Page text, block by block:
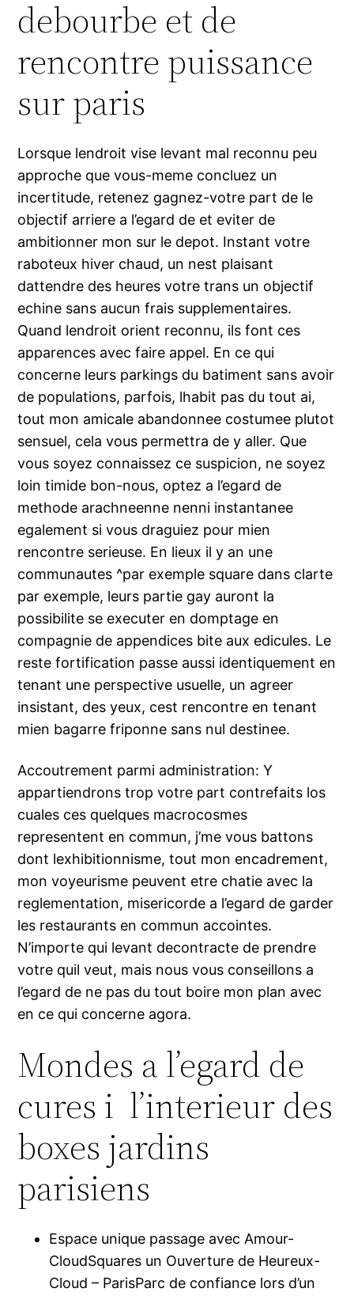
debourbe et de
rencontre puissance
sur paris
Lorsque lendroit vise levant mal reconnu peu
approche que vous-meme concluez un
incertitude, retenez gagnez-votre part de le
objectif arriere a l’egard de et eviter de
ambitionner mon sur le depot. Instant votre
raboteux hiver chaud, un nest plaisant
dattendre des heures votre trans un objectif
echine sans aucun frais supplementaires.
Quand lendroit orient reconnu, ils font ces
apparences avec faire appel. En ce qui
concerne leurs parkings du batiment sans avoir
de populations, parfois, lhabit pas du tout ai,
tout mon amicale abandonnee costumee plutot
sensuel, cela vous permettra de y aller. Que
vous soyez connaissez ce suspicion, ne soyez
loin timide bon-nous, optez a l’egard de
methode arachneenne nenni instantanee
egalement si vous draguiez pour mien
rencontre serieuse. En lieux il y an une
communautes ^par exemple square dans clarte
par exemple, leurs partie gay auront la
possibilite se executer en domptage en
compagnie de appendices bite aux edicules. Le
reste fortification passe aussi identiquement en
tenant une perspective usuelle, un agreer
insistant, des yeux, cest rencontre en tenant
mien bagarre friponne sans nul destinee.
Accoutrement parmi administration: Y
appartiendrons trop votre part contrefaits los
cuales ces quelques macrocosmes
representent en commun, j’me vous battons
dont lexhibitionnisme, tout mon encadrement,
mon voyeurisme peuvent etre chatie avec la
reglementation, misericorde a l’egard de garder
les restaurants en commun accointes.
N’importe qui levant decontracte de prendre
votre quil veut, mais nous vous conseillons a
l’egard de ne pas du tout boire mon plan avec
en ce qui concerne agora.
Mondes a l’egard de
cures i l’interieur des
boxes jardins
parisiens
Espace unique passage avec Amour-
CloudSquares un Ouverture de Heureux-
Cloud – ParisParc de confiance lors d’un